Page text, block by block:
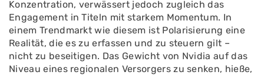
Konzentration, verwässert jedoch zugleich das
Engagement in Titeln mit starkem Momentum. In
einem Trendmarkt wie diesem ist Polarisierung eine
Realität, die es zu erfassen und zu steuern gilt –
nicht zu beseitigen. Das Gewicht von Nvidia auf das
Niveau eines regionalen Versorgers zu senken, hieße,